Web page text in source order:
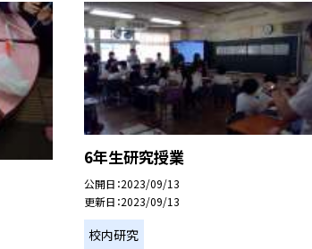
6年生研究授業
公開日 2023/09/13
更新日 2023/09/13
校内研究